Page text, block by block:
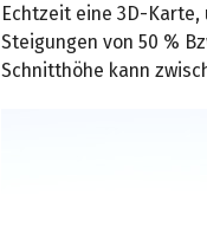
Echtzeit eine 3D-
Steigungen von 50 %
Schnitthöhe kann